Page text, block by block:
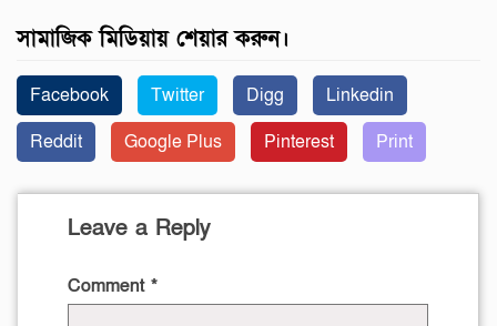
সামাজিক মিডিয়ায় শেয়ার করুন।
Facebook Twitter Digg
Linkedin
Reddit
Google Plus Pinterest Print
Leave a Reply
Comment *